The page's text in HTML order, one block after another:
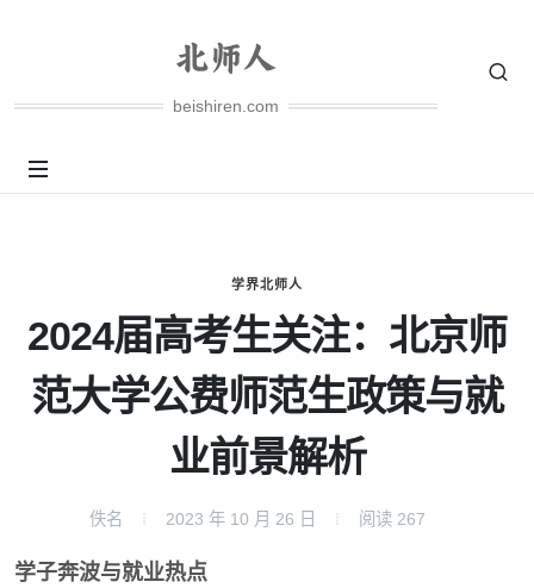
beishiren.com
学界北师人
2024届高考生关注：北京师
范大学公费师范生政策与就
业前景解析
佚名 2023 年 10 月 26 日 阅读 267
学子奔波与就业热点